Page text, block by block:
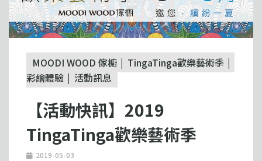
MOODI WOOD 傢櫥
TingaTinga歡樂藝術季
彩繪體驗
活動訊息
【活動快訊】2019
TingaTinga歡樂藝術季
2019-05-03